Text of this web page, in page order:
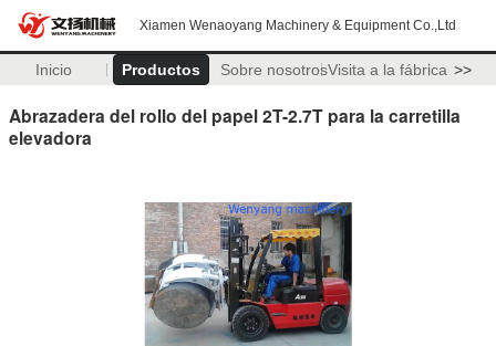
Xiamen Wenaoyang Machinery & Equipment Co.,Ltd
Inicio Productos Sobre nosotrosVisita a la fábrica >>
Abrazadera del rollo del papel 2T-2.7T para la carretilla
elevadora